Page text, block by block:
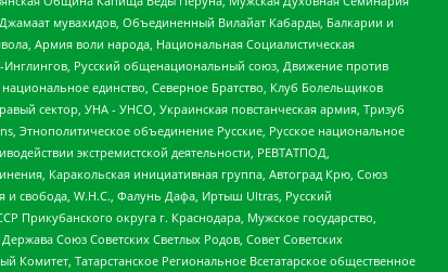
мувахидов, Объединенный Вилайат Кабарды, Балкарии и
Армия воли народа, Национальная Социалистическая
Инглингов, Русский общенациональный союз, Движение против
единство, Северное Братство, Клуб Болельщиков
сектор, УНА - УНСО, Украинская повстанческая армия, Тризуб
Этнополитическое объединение Русские, Русское национальное
экстремистской деятельности, РЕВТАТПОД,
Каракольская инициативная группа, Автоград Крю, Союз
и свобода, W.H.С., Фалунь Дафа, Иртыш Ultras, Русский
округа г. Краснодара, Мужское государство,
Союз Советских Светлых Родов, Совет Советских
Татарстанское Региональное Всетатарское общественное